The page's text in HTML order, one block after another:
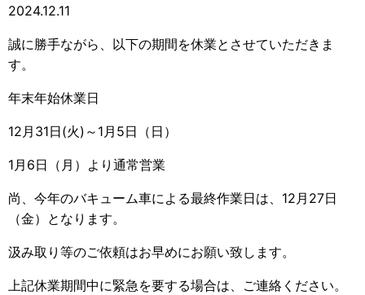
2024.12.11
誠に勝手ながら、以下の期間を休業とさせていただきま
す。
年末年始休業日
12月31日(火)～1月5日（日）
1月6日（月）より通常営業
尚、今年のバキューム車による最終作業日は、12月27日
（金）となります。
汲み取り等のご依頼はお早めにお願い致します。
上記休業期間中に緊急を要する場合は、ご連絡ください。